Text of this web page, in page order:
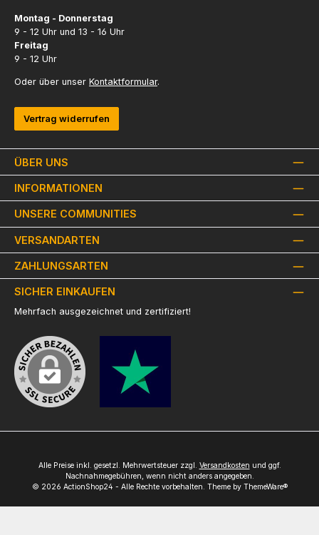
ÜBER UNS
INFORMATIONEN
Montag - Donnerstag
9 - 12 Uhr und 13 - 16 Uhr
Freitag
9 - 12 Uhr
Oder über unser Kontaktformular.
Vertrag widerrufen
UNSERE COMMUNITIES
VERSANDARTEN
ZAHLUNGSARTEN
SICHER EINKAUFEN
Mehrfach ausgezeichnet und zertifiziert!
Alle Preise inkl. gesetzl. Mehrwertsteuer zzgl. Versandkosten und ggf.
Nachnahmegebühren, wenn nicht anders angegeben.
© 2026 ActionShop24 - Alle Rechte vorbehalten. Theme by ThemeWare®